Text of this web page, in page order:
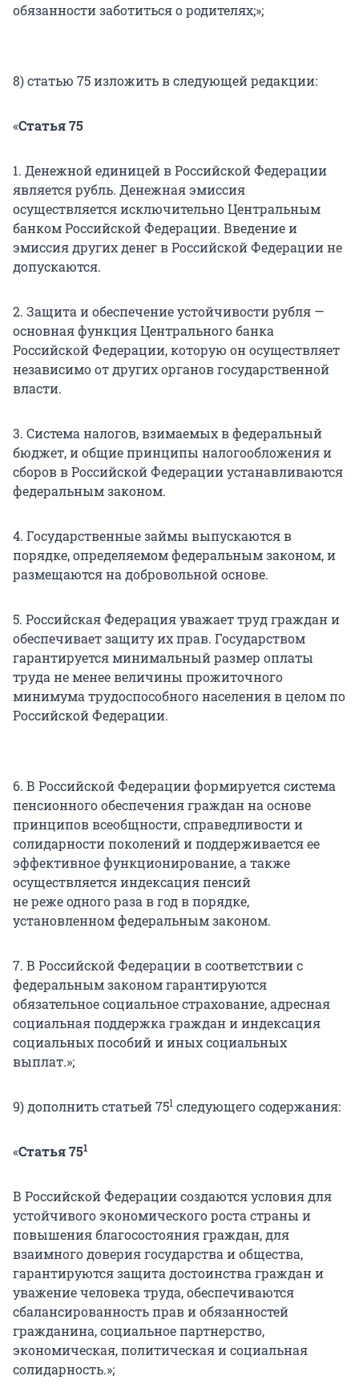
обязанности заботиться о родителях;»;
8) статью 75 изложить в следующей редакции:
«Статья 75
1. Денежной единицей в Российской Федерации
является рубль. Денежная эмиссия
осуществляется исключительно Центральным
банком Российской Федерации. Введение и
эмиссия других денег в Российской Федерации не
допускаются.
2. Защита и обеспечение устойчивости рубля —
основная функция Центрального банка
Российской Федерации, которую он осуществляет
независимо от других органов государственной
власти.
3. Система налогов, взимаемых в федеральный
бюджет, и общие принципы налогообложения и
сборов в Российской Федерации устанавливаются
федеральным законом.
4. Государственные займы выпускаются в
порядке, определяемом федеральным законом, и
размещаются на добровольной основе.
5. Российская Федерация уважает труд граждан и
обеспечивает защиту их прав. Государством
гарантируется минимальный размер оплаты
труда не менее величины прожиточного
минимума трудоспособного населения в целом по
Российской Федерации.
6. В Российской Федерации формируется система
пенсионного обеспечения граждан на основе
принципов всеобщности, справедливости и
солидарности поколений и поддерживается ее
эффективное функционирование, а также
осуществляется индексация пенсий
не реже одного раза в год в порядке,
установленном федеральным законом.
7. В Российской Федерации в соответствии с
федеральным законом гарантируются
обязательное социальное страхование, адресная
социальная поддержка граждан и индексация
социальных пособий и иных социальных
выплат.»;
9) дополнить статьей 751 следующего содержания:
«Статья 751
В Российской Федерации создаются условия для
устойчивого экономического роста страны и
повышения благосостояния граждан, для
взаимного доверия государства и общества,
гарантируются защита достоинства граждан и
уважение человека труда, обеспечиваются
сбалансированность прав и обязанностей
гражданина, социальное партнерство,
экономическая, политическая и социальная
солидарность.»;